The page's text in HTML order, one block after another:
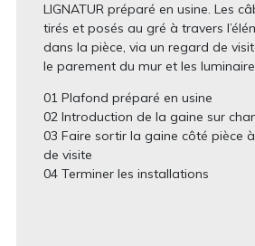
LIGNATUR préparé en usine. Les
tirés et posés au gré à travers
dans la pièce, via un regard de
le parement du mur et les
01 Plafond préparé en usine
02 Introduction de la gaine sur
03 Faire sortir la gaine côté pièce
de visite
04 Terminer les installations